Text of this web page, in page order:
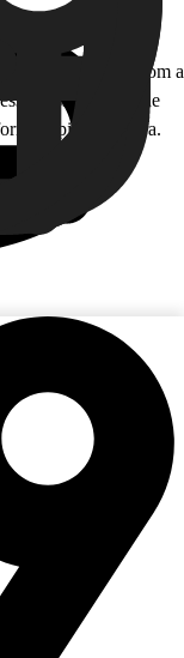
dias!
para falar com a
nossa Central de
rápida e segura.